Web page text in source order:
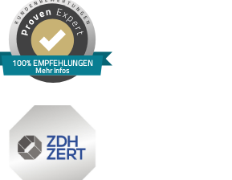
100% EMPFEHLUNGEN
Mehr Infos